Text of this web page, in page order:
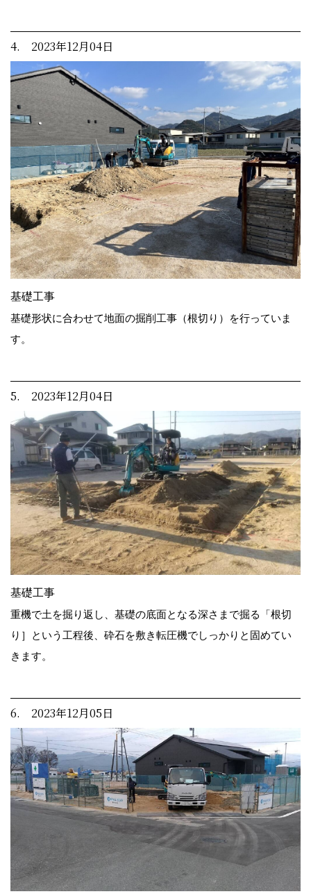
4. 2023年12月04日
基礎工事
基礎形状に合わせて地面の掘削工事（根切り）を行っていま
す。
5. 2023年12月04日
基礎工事
重機で土を掘り返し、基礎の底面となる深さまで掘る「根切
り］という工程後、砕石を敷き転圧機でしっかりと固めてい
きます。
6. 2023年12月05日